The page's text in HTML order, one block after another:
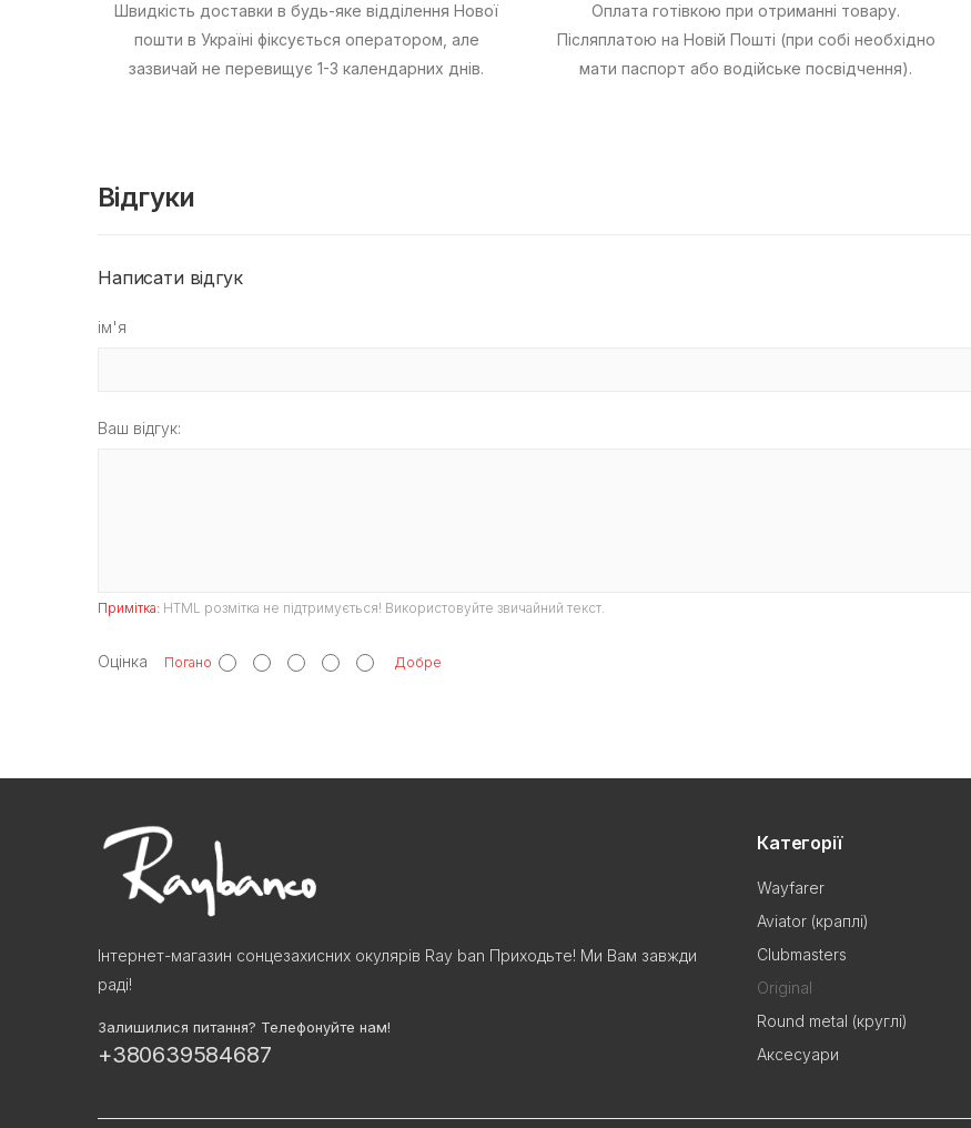
Швидкість доставки в будь-яке відділення Нової
пошти в Україні фіксується оператором, але
зазвичай не перевищує 1-3 календарних днів.
Оплата готівкою при отриманні товару.
Післяплатою на Новій Пошті (при собі необхідно
мати паспорт або водійське посвідчення).
Відгуки
Написати відгук
ім'я
Ваш відгук:
Примітка: HTML розмітка не підтримується! Використовуйте звичайний текст.
Оцінка Погано Добре
Інтернет-магазин сонцезахисних окулярів Ray ban Приходьте! Ми Вам завжди
раді!
Залишилися питання? Телефонуйте нам!
+380639584687
Категорії
Wayfarer
Aviator (краплі)
Clubmasters
Original
Round metal (круглі)
Аксесуари